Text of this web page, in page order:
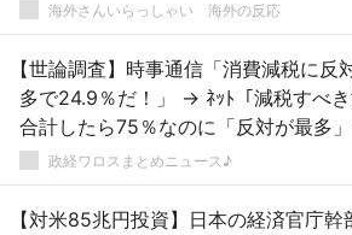
海外さんいらっしゃい 海外の反応
【世論調査】時事通信「消費減税に反
多で24.9％だ！」 → ﾈｯﾄ「減税すべ
合計したら75％なのに「反対が最多
て…算数もできないの？」 ｗｗｗｗ
政経ワロスまとめニュース♪
【対米85兆円投資】日本の経済官庁幹